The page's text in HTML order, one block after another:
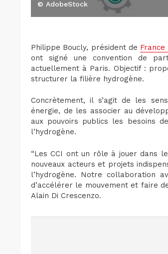
© AdobeStock
Philippe Boucly, président de France
ont signé une convention de
actuellement à Paris. Objectif :
structurer la filière hydrogène.
Concrètement, il s’agit de les
énergie, de les associer au
aux pouvoirs publics les besoins
l’hydrogène.
“Les CCI ont un rôle à jouer dans
nouveaux acteurs et projets
l’hydrogène. Notre collaboration
d’accélérer le mouvement et faire
Alain Di Crescenzo.